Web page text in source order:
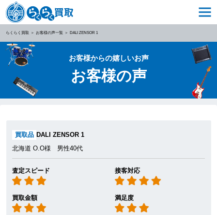
らくらく買取 お客様の声一覧 DALI ZENSOR 1
お客様からの嬉しいお声
お客様の声
買取品 DALI ZENSOR 1
北海道 O.O様 男性40代
査定スピード 接客対応
買取金額 満足度